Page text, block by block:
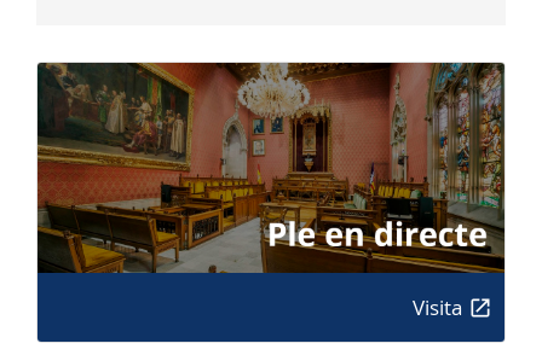
Visita